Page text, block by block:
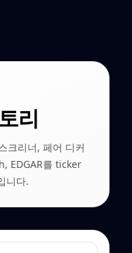
리
크리너, 페어 디커
EDGAR를 ticker
니다.